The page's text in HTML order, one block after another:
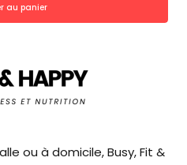
au panier
ou à domicile, Busy, Fit &